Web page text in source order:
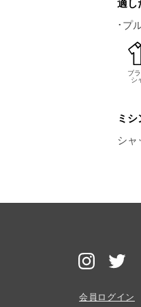
適し
･プ
ブ
シ
ミ
シャ
会員ログイン